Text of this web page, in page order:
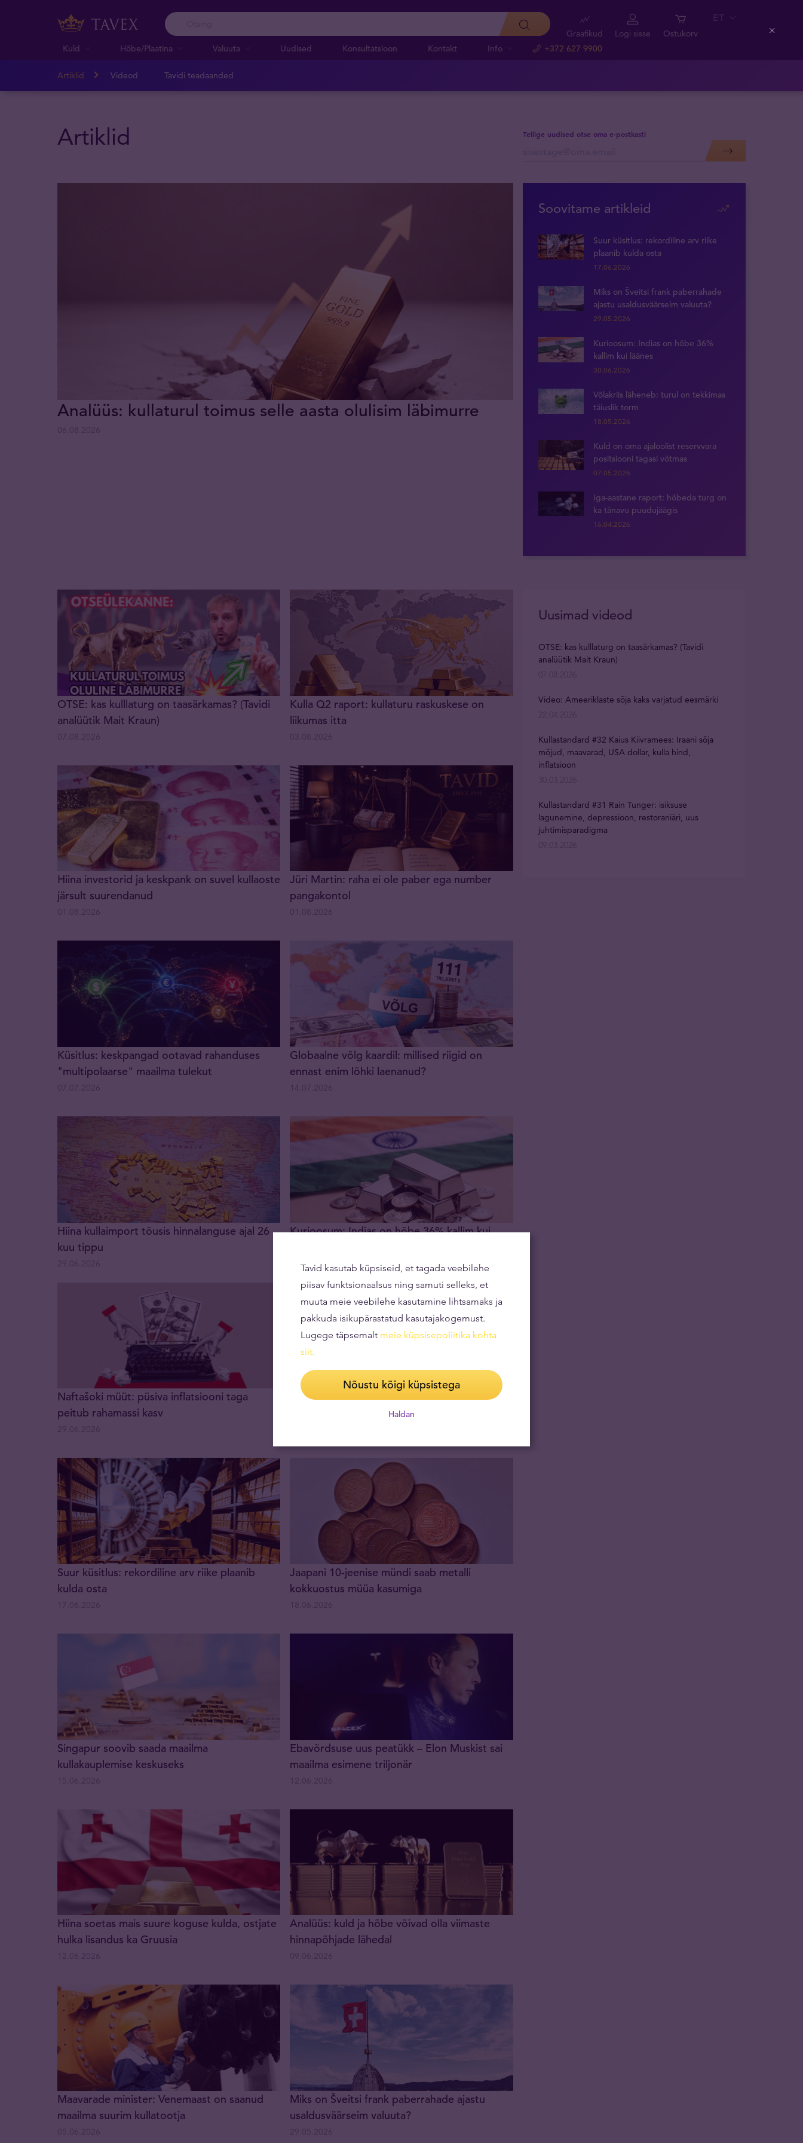
Kuld Hõbe/Plaatina Valuuta Uudised Konsultatsioon Kontakt Info +372 627 9900
Graafikud Logi sisse Ostukorv
ET
Artiklid Videod Tavidi teadaanded
Artiklid Tellige uudised otse oma e-postkasti
Analüüs: kullaturul toimus selle aasta olulisim läbimurre
Soovitame artikleid
Suur küsitlus: rekordiline arv riike
plaanib kulda osta
17.06.2026
Miks on Šveitsi frank paberrahade
ajastu usaldusväärseim valuuta?
29.05.2026
Kurioosum: Indias on hõbe 36%
kallim kui läänes
30.06.2026
Võlakriis läheneb: turul on tekkimas
täiuslik torm
18.05.2026
Kuld on oma ajaloolist reservvara
positsiooni tagasi võtmas
07.05.2026
Iga-aastane raport: hõbeda turg on
ka tänavu puudujäägis
16.04.2026
OTSE: kas kulllaturg on taasärkamas? (Tavidi
analüütik Mait Kraun)
Kulla Q2 raport: kullaturu raskuskese on
liikumas itta
Hiina investorid ja keskpank on suvel kullaoste
järsult suurendanud
Jüri Martin: raha ei ole paber ega number
pangakontol
Küsitlus: keskpangad ootavad rahanduses
"multipolaarse" maailma tulekut
Globaalne võlg kaardil: millised riigid on
ennast enim lõhki laenanud?
Hiina kullaimport tõusis hinnalanguse ajal 26
kuu tippu
Kurioosum: Indias on hõbe 36% kallim kui
30.06.2026
Uusimad videod
OTSE: kas kulllaturg on taasärkamas? (Tavidi
analüütik Mait Kraun)
07.08.2026
Video: Ameeriklaste sõja kaks varjatud eesmärki
22.04.2026
Kullastandard #32 Kaius Kiivramees: Iraani sõja
mõjud, maavarad, USA dollar, kulla hind,
inflatsioon
30.03.2026
Kullastandard #31 Rain Tunger: isiksuse
lagunemine, depressioon, restoraniäri, uus
juhtimisparadigma
09.03.2026
Naftašoki müüt: püsiva inflatsiooni taga
peitub rahamassi kasv
Mitmed suurpangad kärpisid kulla
Suur küsitlus: rekordiline arv riike plaanib
kulda osta
Jaapani 10-jeenise mündi saab metalli
kokkuostus müüa kasumiga
Singapur soovib saada maailma
kullakauplemise keskuseks
Ebavõrdsuse uus peatükk – Elon Muskist sai
maailma esimene triljonär
Hiina soetas mais suure koguse kulda, ostjate
hulka lisandus ka Gruusia
Analüüs: kuld ja hõbe võivad olla viimaste
hinnapõhjade lähedal
Maavarade minister: Venemaast on saanud
maailma suurim kullatootja
Miks on Šveitsi frank paberrahade ajastu
usaldusväärseim valuuta?
Tavid kasutab küpsiseid, et tagada veebilehe
piisav funktsionaalsus ning samuti selleks, et
muuta meie veebilehe kasutamine lihtsamaks ja
pakkuda isikupärastatud kasutajakogemust.
Lugege täpsemalt meie küpsisepoliitika kohta
siit.
Nõustu kõigi küpsistega
Haldan
Close